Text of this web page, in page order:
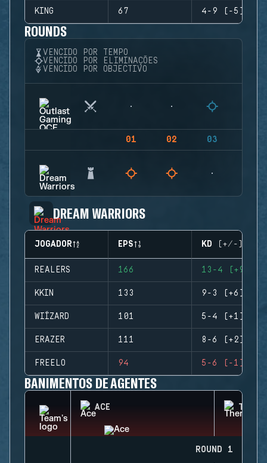
KING 67 4-9 (-5)
ROUNDS
VENCIDO POR TEMPO
VENCIDO POR ELIMINAÇÕES
VENCIDO POR OBJECTIVO
01 02 03
DREAM WARRIORS
JOGADOR EPS KD (+/-)
REALERS 166 13-4 (+9)
KKIN 133 9-3 (+6)
WIÍZARD 101 5-4 (+1)
ERAZER 111 8-6 (+2)
FREELO 94 5-6 (-1)
BANIMENTOS DE AGENTES
ACE
ROUND 1